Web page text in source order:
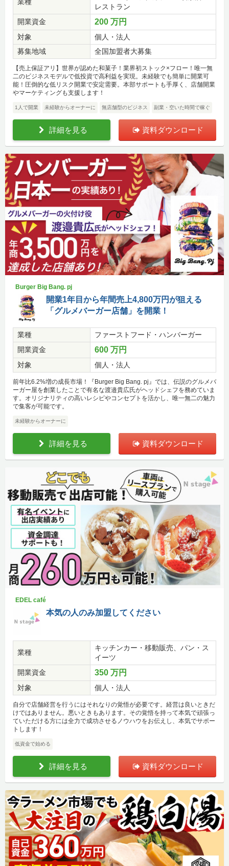
業種
レストラン
開業資金
200 万円
対象
個人・法人
募集地域
全国加盟者大募集
【売上保証アリ】世界が認めた和菓子！業界初ストック×フロー！唯一無
二のビジネスモデルで低投資で高利益を実現。未経験でも簡単に開業可
能！圧倒的な低リスク開業で安定需要。本部サポートも手厚く、店舗開業
やマーケティングも支援します！
1人で開業 未経験からオーナーに 無店舗型のビジネス 副業・空いた時間で稼ぐ
詳細を見る 資料ダウンロード
Burger Big Bang. pj
開業1年目から年間売上4,800万円が狙える
「グルメバーガー店舗」を開業！
業種
ファーストフード・ハンバーガー
開業資金
600 万円
対象 個人・法人
前年比6.2%増の成長市場！『Burger Big Bang. pj』では、伝説のグルメバ
ーガー屋を創業したことで有名な渡邉貴広氏がヘッドシェフを務めていま
す。オリジナリティの高いレシピやコンセプトを活かし、唯一無二の魅力
で集客が可能です。
未経験からオーナーに
詳細を見る 資料ダウンロード
EDEL café
本気の人のみ加盟してください
業種
キッチンカー・移動販売、パン・ス
イーツ
開業資金
350 万円
対象 個人・法人
自分で店舗経営を行うにはそれなりの覚悟が必要です。経営は良いときだ
けではありません。悪いときもあります。その覚悟を持って本気で頑張っ
ていただける方には全力で成功させるノウハウをお伝えし、本気でサポー
トします！
低資金で始める
詳細を見る 資料ダウンロード